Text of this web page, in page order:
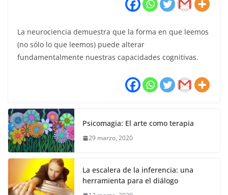
La neurociencia demuestra que la forma en que leemos
(no sólo lo que leemos) puede alterar
fundamentalmente nuestras capacidades cognitivas.
Psicomagia: El arte como terapia
29 marzo, 2020
La escalera de la inferencia: una
herramienta para el diálogo